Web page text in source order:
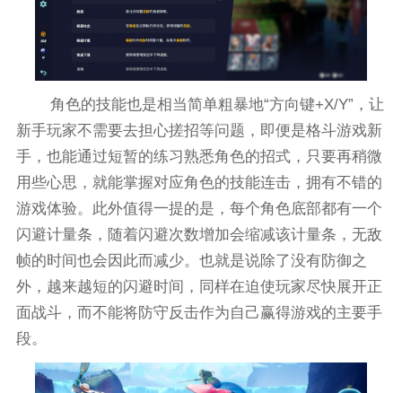
角色的技能也是相当简单粗暴地“方向键+X/Y”，让
新手玩家不需要去担心搓招等问题，即便是格斗游戏新
手，也能通过短暂的练习熟悉角色的招式，只要再稍微
用些心思，就能掌握对应角色的技能连击，拥有不错的
游戏体验。此外值得一提的是，每个角色底部都有一个
闪避计量条，随着闪避次数增加会缩减该计量条，无敌
帧的时间也会因此而减少。也就是说除了没有防御之
外，越来越短的闪避时间，同样在迫使玩家尽快展开正
面战斗，而不能将防守反击作为自己赢得游戏的主要手
段。